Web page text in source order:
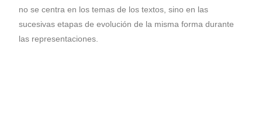
no se centra en los temas de los textos, sino en las
sucesivas etapas de evolución de la misma forma durante
las representaciones.